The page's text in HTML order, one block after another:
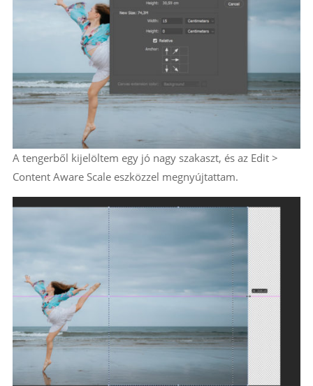
A tengerből kijelöltem egy jó nagy szakaszt, és az Edit >
Content Aware Scale eszközzel megnyújtattam.